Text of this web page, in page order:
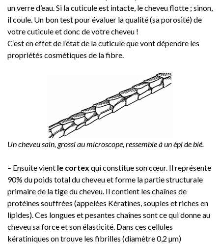
un verre d’eau. Si la cuticule est intacte, le cheveu flotte ; sinon,
il coule. Un bon test pour évaluer la qualité (sa porosité) de
votre cuticule et donc de votre cheveu !
C’est en effet de l’état de la cuticule que vont dépendre les
propriétés cosmétiques de la fibre.
Un cheveu sain, grossi au microscope, ressemble à un épi de blé.
– Ensuite vient le cortex qui constitue son cœur. Il représente
90% du poids total du cheveu et forme la partie structurale
primaire de la tige du cheveu. Il contient les chaînes de
protéines souffrées (appelées Kératines, souples et riches en
lipides). Ces longues et pesantes chaînes sont ce qui donne au
cheveu sa force et son élasticité. Dans ces cellules
kératiniques on trouve les fibrilles (diamètre 0,2 µm)